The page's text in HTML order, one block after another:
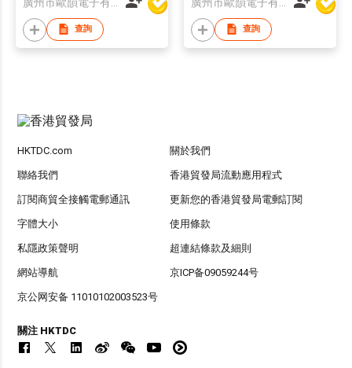
查詢 查詢
HKTDC.com 關於我們
聯絡我們 香港貿發局流動應用程式
訂閱商貿全接觸電郵通訊 更新您的香港貿發局電郵訂閱
字體大小 使用條款
私隱政策聲明 超連結條款及細則
網站導航 京ICP备09059244号
京公网安备 11010102003523号
關注 HKTDC